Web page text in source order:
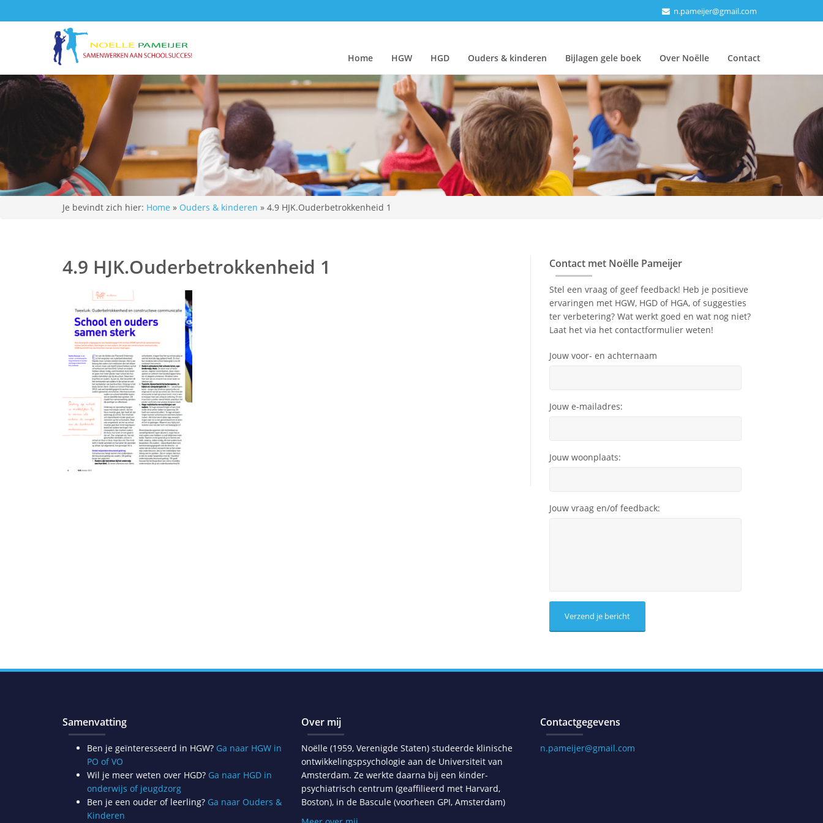
n.pameijer@gmail.com
Home HGW HGD Ouders & kinderen Bijlagen gele boek Over Noëlle Contact
Je bevindt zich hier: Home » Ouders & kinderen » 4.9 HJK.Ouderbetrokkenheid 1
4.9 HJK.Ouderbetrokkenheid 1 Contact met Noëlle Pameijer
Stel een vraag of geef feedback! Heb je positieve
ervaringen met HGW, HGD of HGA, of suggesties
ter verbetering? Wat werkt goed en wat nog niet?
Laat het via het contactformulier weten!
Jouw voor- en achternaam
Jouw e-mailadres:
Jouw woonplaats:
Jouw vraag en/of feedback:
Samenvatting
Ben je geïnteresseerd in HGW? Ga naar HGW in
PO of VO
Wil je meer weten over HGD? Ga naar HGD in
onderwijs of jeugdzorg
Ben je een ouder of leerling? Ga naar Ouders &
Kinderen
Over mij
Noëlle (1959, Verenigde Staten) studeerde klinische
ontwikkelingspsychologie aan de Universiteit van
Amsterdam. Ze werkte daarna bij een kinder-
psychiatrisch centrum (geaffilieerd met Harvard,
Boston), in de Bascule (voorheen GPI, Amsterdam)
Contactgegevens
n.pameijer@gmail.com